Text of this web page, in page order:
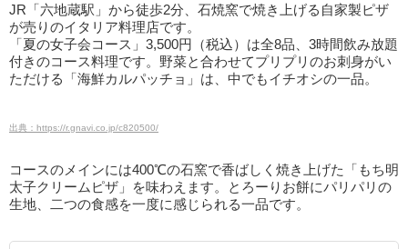
JR「六地蔵駅」から徒歩2分、石焼窯で焼き上げる自家製ピザ
が売りのイタリア料理店です。
「夏の女子会コース」3,500円（税込）は全8品、3時間飲み放題
付きのコース料理です。野菜と合わせてプリプリのお刺身がい
ただける「海鮮カルパッチョ」は、中でもイチオシの一品。
出典：https://r.gnavi.co.jp/c820500/
コースのメインには400℃の石窯で香ばしく焼き上げた「もち明
太子クリームピザ」を味わえます。とろーりお餅にパリパリの
生地、二つの食感を一度に感じられる一品です。